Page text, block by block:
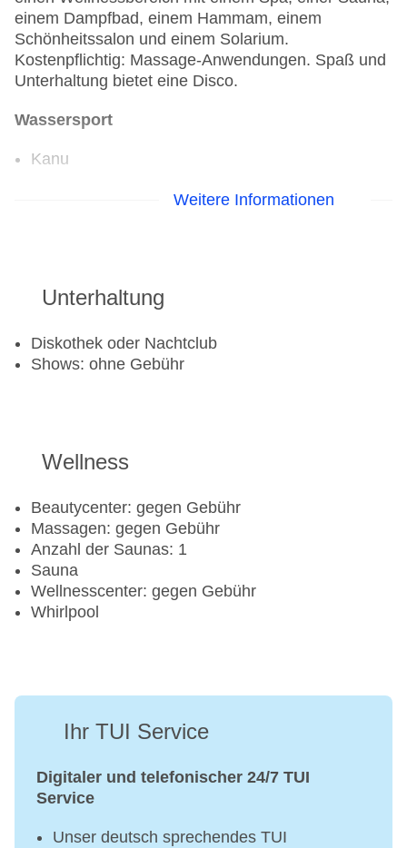
einem Dampfbad, einem Hammam, einem
Schönheitssalon und einem Solarium.
Kostenpflichtig: Massage-Anwendungen. Spaß und
Unterhaltung bietet eine Disco.
Wassersport
Kanu
Fitnessraum
Weitere Informationen
Unterhaltung
Diskothek oder Nachtclub
Shows: ohne Gebühr
Wellness
Beautycenter: gegen Gebühr
Massagen: gegen Gebühr
Anzahl der Saunas: 1
Sauna
Wellnesscenter: gegen Gebühr
Whirlpool
Ihr TUI Service
Digitaler und telefonischer 24/7 TUI
Service
Unser deutsch sprechendes TUI